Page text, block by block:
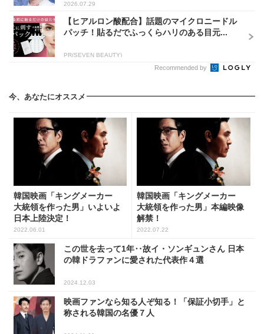
2026.07.29
【ヒアルロン酸配合】話題のマイクロニードル
パッチ！貼るだでふっくらハリのある目元...
PR(SEVEN BEAUTY)
Recommended by
今、あなたにオススメ
韓国映画「キングメーカー
大統領を作った男」いよいよ
日本上陸決定！
2022.06.01
韓国映画「キングメーカー
大統領を作った男」本編映像
解禁！
2022.07.22
この世を去って1年‥故イ・ソンギュンさん 日本
の韓ドラファンに愛された代表作４選
2024.12.03
映画ファンなら知る人ぞ知る！「保証小切手」と
称される韓国の名優７人